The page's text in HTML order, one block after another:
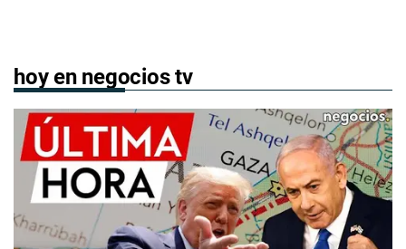
hoy en negocios tv